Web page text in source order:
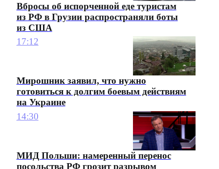
Вбросы об испорченной еде туристам
из РФ в Грузии распространяли боты
из США
17:12
Мирошник заявил, что нужно
готовиться к долгим боевым действиям
на Украине
14:30
МИД Польши: намеренный перенос
посольства РФ грозит разрывом